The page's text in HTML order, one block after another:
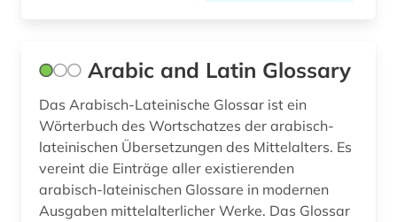
frauen (1)
frauengeschichte (1)
freiheit (1)
friedenspolitik (1)
friedrich (1)
Arabic and Latin Glossary
Das Arabisch-Lateinische Glossar ist ein
Wörterbuch des Wortschatzes der arabisch-
lateinischen Übersetzungen des Mittelalters. Es
vereint die Einträge aller existierenden
arabisch-lateinischen Glossare in modernen
Ausgaben mittelalterlicher Werke. Das Glossar